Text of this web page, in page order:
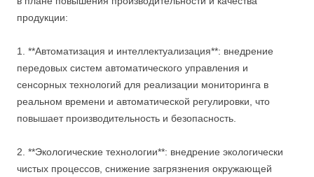
продукции:
1. **Автоматизация и интеллектуализация**: внедрение
передовых систем автоматического управления и
сенсорных технологий для реализации мониторинга в
реальном времени и автоматической регулировки, что
повышает производительность и безопасность.
2. **Экологические технологии**: внедрение экологически
чистых процессов, снижение загрязнения окружающей